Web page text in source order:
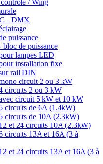
contrôle / Wing
- DMX
puissance
bloc de puissance
lampes LED
installation fixe
rail DIN
circuit 2 ou 3 kW
circuits 2 ou 3 kW
circuit 5 kW et 10 kW
circuits de 6A (1.4kW)
circuits de 10A (2.3kW)
et 24 circuits 10A (2.3kW)
circuits 13A et 16A (3 à
et 24 circuits 13A et 16A (3 à